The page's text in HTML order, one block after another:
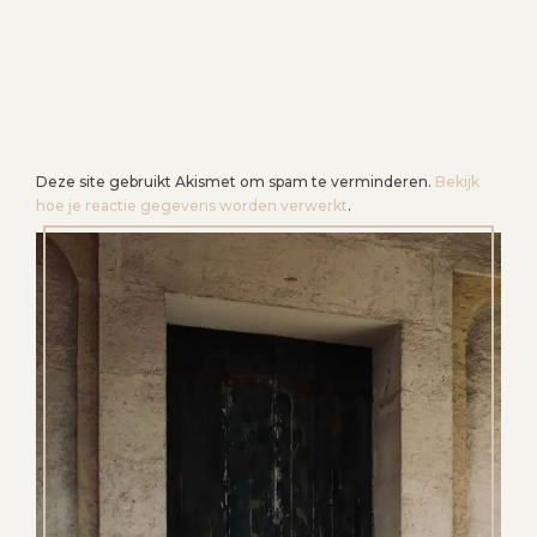
Deze site gebruikt Akismet om spam te verminderen. Bekijk
hoe je reactie gegevens worden verwerkt.